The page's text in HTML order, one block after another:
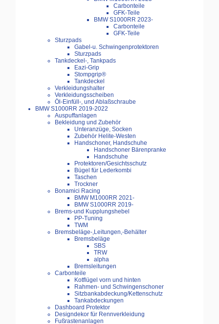
Carbonteile
GFK-Teile
BMW S1000RR 2023-
Carbonteile
GFK-Teile
Sturzpads
Gabel-u. Schwingenprotektoren
Sturzpads
Tankdeckel-, Tankpads
Eazi-Grip
Stompgrip®
Tankdeckel
Verkleidungshalter
Verkleidungsscheiben
Öl-Einfüll-, und Ablaßschraube
BMW S1000RR 2019-2022
Auspuffanlagen
Bekleidung und Zubehör
Unteranzüge, Socken
Zubehör Helite-Westen
Handschoner, Handschuhe
Handschoner Bärenpranke
Handschuhe
Protektoren/Gesichtsschutz
Bügel für Lederkombi
Taschen
Trockner
Bonamici Racing
BMW M1000RR 2021-
BMW S1000RR 2019-
Brems-und Kupplungshebel
PP-Tuning
TWM
Bremsbeläge-,Leitungen,-Behälter
Bremsbeläge
SBS
TRW
alpha
Bremsleitungen
Carbonteile
Kotflügel vorn und hinten
Rahmen- und Schwingenschoner
Sitzbankabdeckung/Kettenschutz
Tankabdeckungen
Dashboard Protektor
Designdekor für Rennverkleidung
Fußrastenanlagen